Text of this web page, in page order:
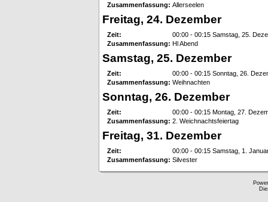
Zusammenfassung: Allerseelen
Freitag, 24. Dezember
Zeit:
00:00 - 00:15 Samstag, 25.
Zusammenfassung: Hl Abend
Samstag, 25. Dezember
Zeit:
00:00 - 00:15 Sonntag, 26.
Zusammenfassung: Weihnachten
Sonntag, 26. Dezember
Zeit:
00:00 - 00:15 Montag, 27.
Zusammenfassung: 2. Weichnachtsfeiertag
Freitag, 31. Dezember
Zeit:
00:00 - 00:15 Samstag, 1.
Zusammenfassung: Silvester